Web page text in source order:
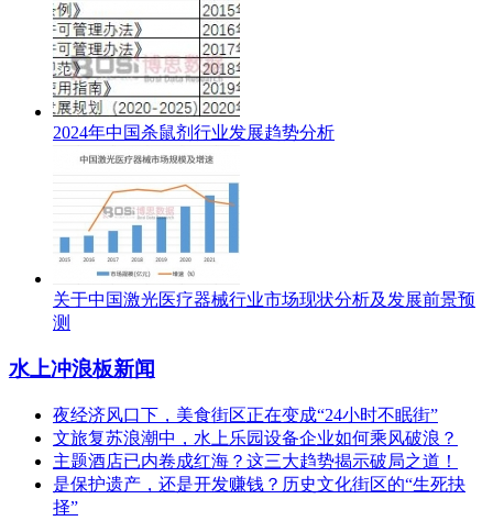
2024年中国杀鼠剂行业发展趋势分析
关于中国激光医疗器械行业市场现状分析及发展前景预
测
水上冲浪板新闻
夜经济风口下，美食街区正在变成“24小时不眠街”
文旅复苏浪潮中，水上乐园设备企业如何乘风破浪？
主题酒店已内卷成红海？这三大趋势揭示破局之道！
是保护遗产，还是开发赚钱？历史文化街区的“生死抉
择”